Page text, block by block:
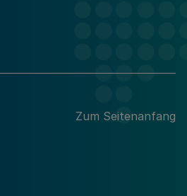
Zum Seitenanfang